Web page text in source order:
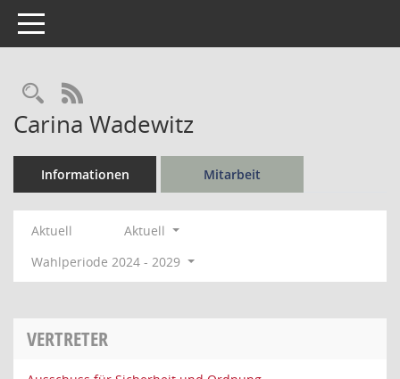
Toggle navigation
Rechercheauswahl
RSS-Feed
Carina Wadewitz
Informationen Mitarbeit
Aktuell
Aktuell
Wahlperiode 2024 - 2029
VERTRETER